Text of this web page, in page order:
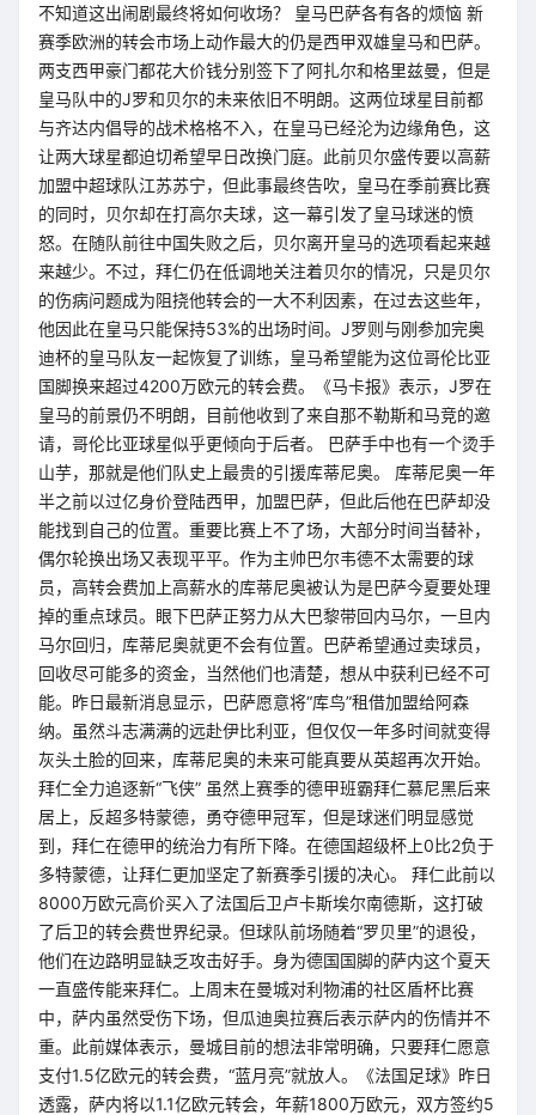
不知道这出闹剧最终将如何收场？ 皇马巴萨各有各的烦恼 新
赛季欧洲的转会市场上动作最大的仍是西甲双雄皇马和巴萨。
两支西甲豪门都花大价钱分别签下了阿扎尔和格里兹曼，但是
皇马队中的J罗和贝尔的未来依旧不明朗。这两位球星目前都
与齐达内倡导的战术格格不入，在皇马已经沦为边缘角色，这
让两大球星都迫切希望早日改换门庭。此前贝尔盛传要以高薪
加盟中超球队江苏苏宁，但此事最终告吹，皇马在季前赛比赛
的同时，贝尔却在打高尔夫球，这一幕引发了皇马球迷的愤
怒。在随队前往中国失败之后，贝尔离开皇马的选项看起来越
来越少。不过，拜仁仍在低调地关注着贝尔的情况，只是贝尔
的伤病问题成为阻挠他转会的一大不利因素，在过去这些年，
他因此在皇马只能保持53%的出场时间。J罗则与刚参加完奥
迪杯的皇马队友一起恢复了训练，皇马希望能为这位哥伦比亚
国脚换来超过4200万欧元的转会费。《马卡报》表示，J罗在
皇马的前景仍不明朗，目前他收到了来自那不勒斯和马竞的邀
请，哥伦比亚球星似乎更倾向于后者。 巴萨手中也有一个烫手
山芋，那就是他们队史上最贵的引援库蒂尼奥。 库蒂尼奥一年
半之前以过亿身价登陆西甲，加盟巴萨，但此后他在巴萨却没
能找到自己的位置。重要比赛上不了场，大部分时间当替补，
偶尔轮换出场又表现平平。作为主帅巴尔韦德不太需要的球
员，高转会费加上高薪水的库蒂尼奥被认为是巴萨今夏要处理
掉的重点球员。眼下巴萨正努力从大巴黎带回内马尔，一旦内
马尔回归，库蒂尼奥就更不会有位置。巴萨希望通过卖球员，
回收尽可能多的资金，当然他们也清楚，想从中获利已经不可
能。昨日最新消息显示，巴萨愿意将“库鸟”租借加盟给阿森
纳。虽然斗志满满的远赴伊比利亚，但仅仅一年多时间就变得
灰头土脸的回来，库蒂尼奥的未来可能真要从英超再次开始。
拜仁全力追逐新“飞侠” 虽然上赛季的德甲班霸拜仁慕尼黑后来
居上，反超多特蒙德，勇夺德甲冠军，但是球迷们明显感觉
到，拜仁在德甲的统治力有所下降。在德国超级杯上0比2负于
多特蒙德，让拜仁更加坚定了新赛季引援的决心。 拜仁此前以
8000万欧元高价买入了法国后卫卢卡斯埃尔南德斯，这打破
了后卫的转会费世界纪录。但球队前场随着“罗贝里”的退役，
他们在边路明显缺乏攻击好手。身为德国国脚的萨内这个夏天
一直盛传能来拜仁。上周末在曼城对利物浦的社区盾杯比赛
中，萨内虽然受伤下场，但瓜迪奥拉赛后表示萨内的伤情并不
重。此前媒体表示，曼城目前的想法非常明确，只要拜仁愿意
支付1.5亿欧元的转会费，“蓝月亮”就放人。《法国足球》昨日
透露，萨内将以1.1亿欧元转会，年薪1800万欧元，双方签约5